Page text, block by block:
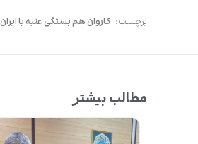
برچسب: کاروان هم بستگی عتبه با ایران
مطالب بیشتر